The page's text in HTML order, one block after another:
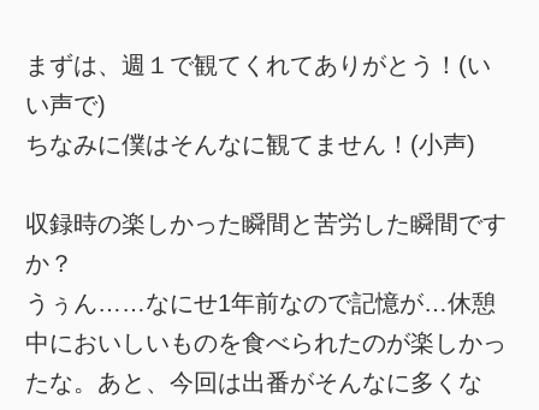
まずは、週１で観てくれてありがとう！(い
い声で)
ちなみに僕はそんなに観てません！(小声)
収録時の楽しかった瞬間と苦労した瞬間です
か？
うぅん……なにせ1年前なので記憶が…休憩
中においしいものを食べられたのが楽しかっ
たな。あと、今回は出番がそんなに多くな